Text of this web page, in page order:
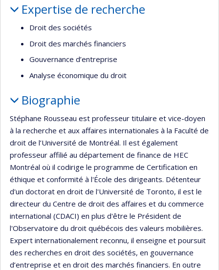
Expertise de recherche
Droit des sociétés
Droit des marchés financiers
Gouvernance d’entreprise
Analyse économique du droit
Biographie
Stéphane Rousseau est professeur titulaire et vice-doyen
à la recherche et aux affaires internationales à la Faculté de
droit de l’Université de Montréal. Il est également
professeur affilié au département de finance de HEC
Montréal où il codirige le programme de Certification en
éthique et conformité à l'École des dirigeants. Détenteur
d'un doctorat en droit de l'Université de Toronto, il est le
directeur du Centre de droit des affaires et du commerce
international (CDACI) en plus d'être le Président de
l'Observatoire du droit québécois des valeurs mobilières.
Expert internationalement reconnu, il enseigne et poursuit
des recherches en droit des sociétés, en gouvernance
d’entreprise et en droit des marchés financiers. En outre